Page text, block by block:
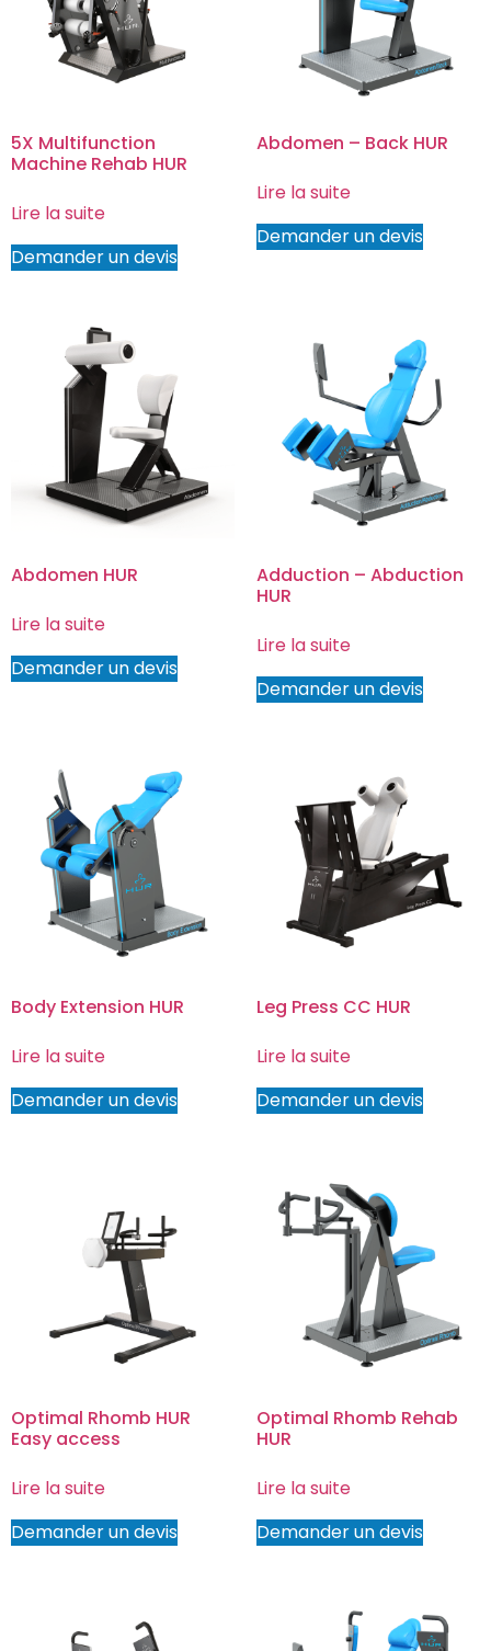
5X Multifunction
Machine Rehab HUR
Lire la suite
Demander un devis
Abdomen – Back HUR
Lire la suite
Demander un devis
Abdomen HUR
Lire la suite
Demander un devis
Adduction – Abduction
HUR
Lire la suite
Demander un devis
Body Extension HUR
Lire la suite
Demander un devis
Leg Press CC HUR
Lire la suite
Demander un devis
Optimal Rhomb HUR
Easy access
Lire la suite
Demander un devis
Optimal Rhomb Rehab
HUR
Lire la suite
Demander un devis